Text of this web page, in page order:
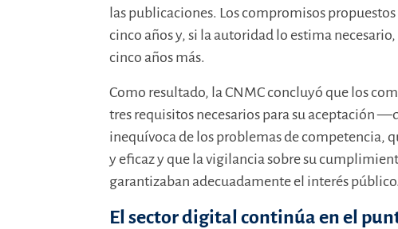
las publicaciones. Los compromisos
cinco años y, si la autoridad lo estima
cinco años más.
Como resultado, la CNMC concluyó que los
tres requisitos necesarios para su aceptación
inequívoca de los problemas de competencia,
y eficaz y que la vigilancia sobre su
garantizaban adecuadamente el interés público.
El sector digital continúa en el